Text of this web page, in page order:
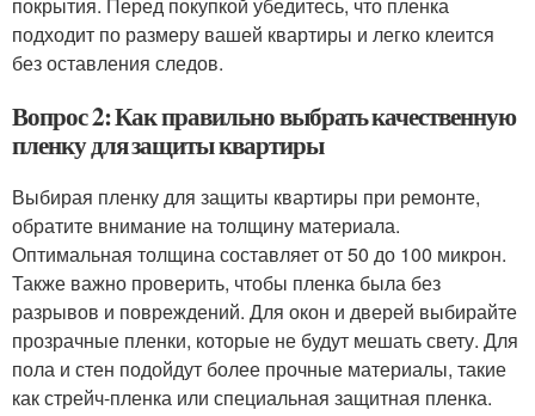
подходит по размеру вашей квартиры и легко клеится
без оставления следов.
Вопрос 2: Как правильно выбрать качественную
пленку для защиты квартиры
Выбирая пленку для защиты квартиры при ремонте,
обратите внимание на толщину материала.
Оптимальная толщина составляет от 50 до 100 микрон.
Также важно проверить, чтобы пленка была без
разрывов и повреждений. Для окон и дверей выбирайте
прозрачные пленки, которые не будут мешать свету. Для
пола и стен подойдут более прочные материалы, такие
как стрейч-пленка или специальная защитная пленка.